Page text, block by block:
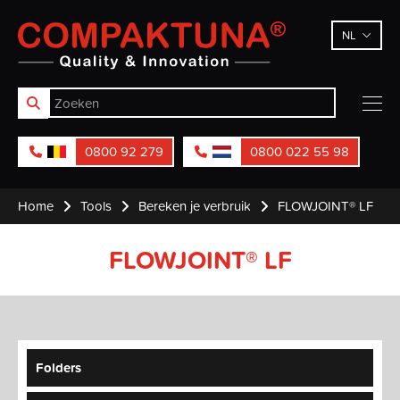
Compaktuna NL
0800 92 279 0800 022 55 98
Home Tools Bereken je verbruik FLOWJOINT® LF
FLOWJOINT® LF
Folders